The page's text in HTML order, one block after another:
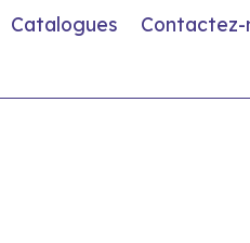
Catalogues Contactez-